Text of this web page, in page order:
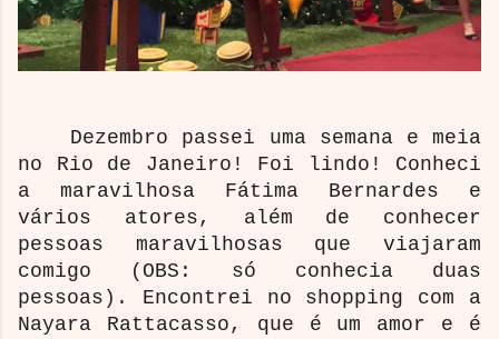
Dezembro passei uma semana e meia
no Rio de Janeiro! Foi lindo! Conheci
a maravilhosa Fátima Bernardes e
vários atores, além de conhecer
pessoas maravilhosas que viajaram
comigo (OBS: só conhecia duas
pessoas). Encontrei no shopping com a
Nayara Rattacasso, que é um amor e é